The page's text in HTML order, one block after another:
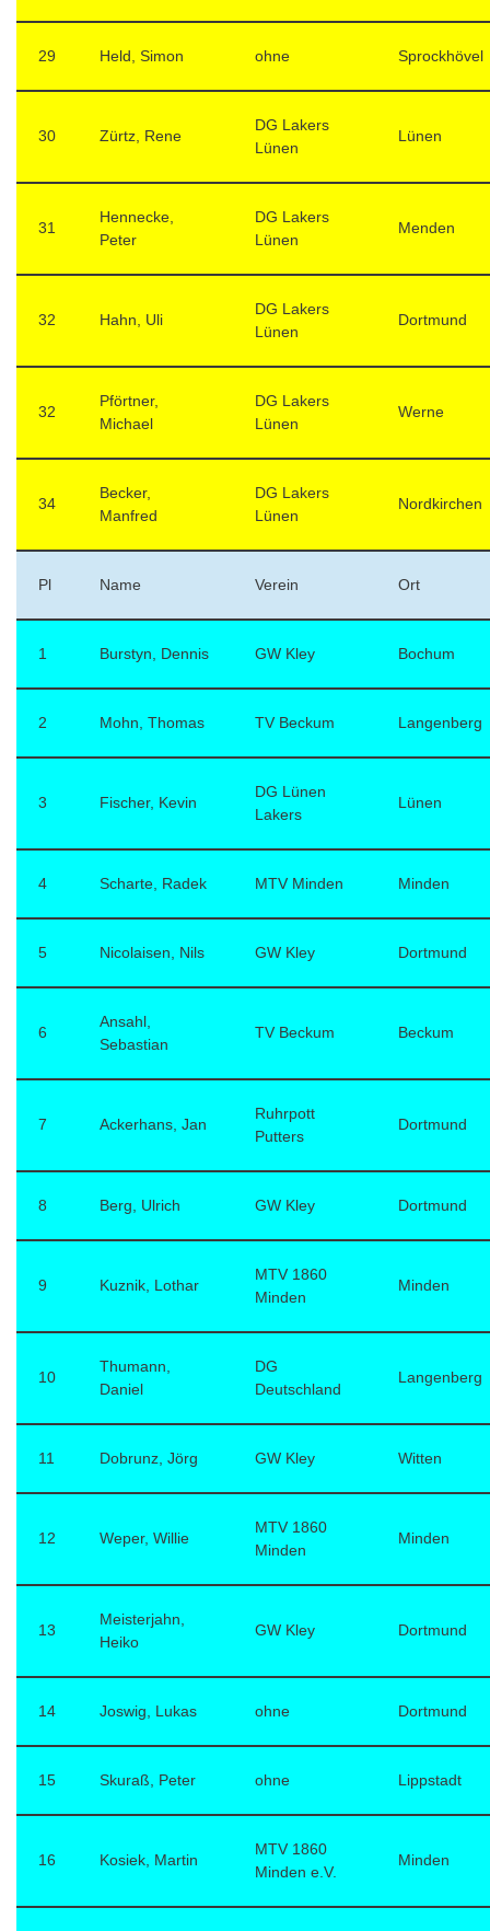
29 Held, Simon ohne Sprockhövel
30 Zürtz, Rene
DG Lakers
Lünen
Lünen
31
Hennecke,
Peter
DG Lakers
Lünen
Menden
32 Hahn, Uli
DG Lakers
Lünen
Dortmund
32
Pförtner,
Michael
DG Lakers
Lünen
Werne
34
Becker,
Manfred
DG Lakers
Lünen
Nordkirchen
Pl Name Verein Ort
1 Burstyn, Dennis GW Kley Bochum
2 Mohn, Thomas TV Beckum Langenberg
3 Fischer, Kevin
DG Lünen
Lakers
Lünen
4 Scharte, Radek MTV Minden Minden
5 Nicolaisen, Nils GW Kley Dortmund
6
Ansahl,
Sebastian
TV Beckum Beckum
7 Ackerhans, Jan
Ruhrpott
Putters
Dortmund
8 Berg, Ulrich GW Kley Dortmund
9 Kuznik, Lothar
MTV 1860
Minden
Minden
10
Thumann,
Daniel
DG
Deutschland
Langenberg
11 Dobrunz, Jörg GW Kley Witten
12 Weper, Willie
MTV 1860
Minden
Minden
13
Meisterjahn,
Heiko
GW Kley Dortmund
14 Joswig, Lukas ohne Dortmund
15 Skuraß, Peter ohne Lippstadt
16 Kosiek, Martin
MTV 1860
Minden e.V.
Minden